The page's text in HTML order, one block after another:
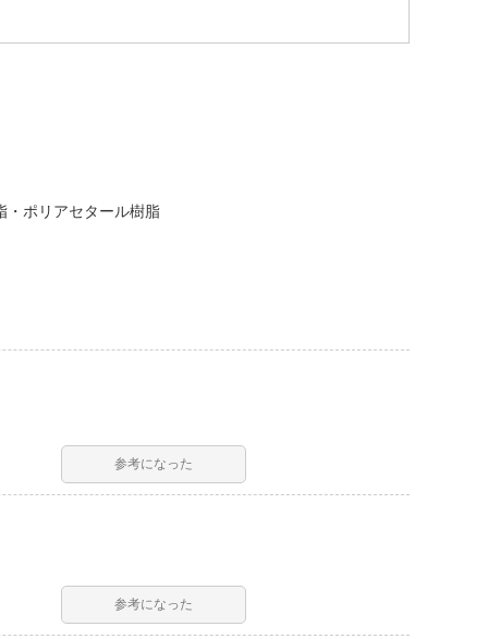
・ポリアセタール樹脂
参考になった
参考になった